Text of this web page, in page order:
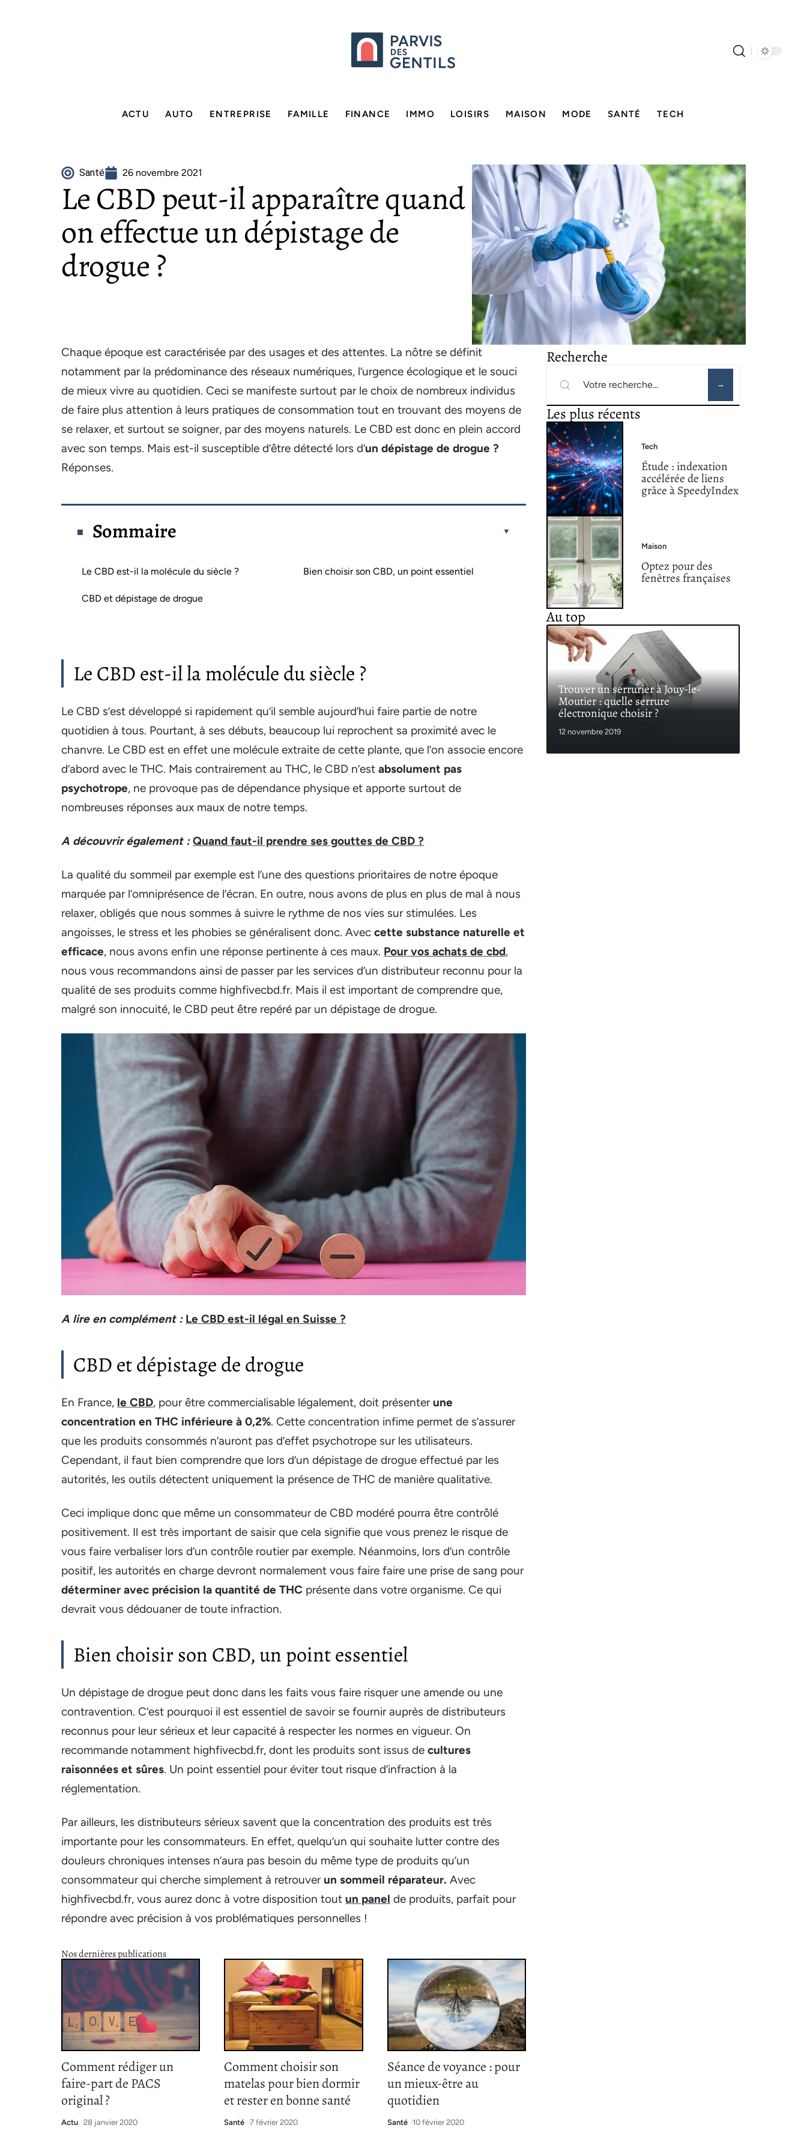
ACTU AUTO ENTREPRISE FAMILLE FINANCE IMMO LOISIRS MAISON MODE SANTÉ TECH
Santé 26 novembre 2021
Le CBD peut-il apparaître quand
on effectue un dépistage de
drogue ?
Chaque époque est caractérisée par des usages et des attentes. La nôtre se définit
notamment par la prédominance des réseaux numériques, l’urgence écologique et le souci
de mieux vivre au quotidien. Ceci se manifeste surtout par le choix de nombreux individus
de faire plus attention à leurs pratiques de consommation tout en trouvant des moyens de
se relaxer, et surtout se soigner, par des moyens naturels. Le CBD est donc en plein accord
avec son temps. Mais est-il susceptible d’être détecté lors d’un dépistage de drogue ?
Réponses.
Sommaire
Le CBD est-il la molécule du siècle ?
CBD et dépistage de drogue
Bien choisir son CBD, un point essentiel
Le CBD est-il la molécule du siècle ?
Le CBD s’est développé si rapidement qu’il semble aujourd’hui faire partie de notre
quotidien à tous. Pourtant, à ses débuts, beaucoup lui reprochent sa proximité avec le
chanvre. Le CBD est en effet une molécule extraite de cette plante, que l’on associe encore
d’abord avec le THC. Mais contrairement au THC, le CBD n’est absolument pas
psychotrope, ne provoque pas de dépendance physique et apporte surtout de
nombreuses réponses aux maux de notre temps.
A découvrir également : Quand faut-il prendre ses gouttes de CBD ?
La qualité du sommeil par exemple est l’une des questions prioritaires de notre époque
marquée par l’omniprésence de l’écran. En outre, nous avons de plus en plus de mal à nous
relaxer, obligés que nous sommes à suivre le rythme de nos vies sur stimulées. Les
angoisses, le stress et les phobies se généralisent donc. Avec cette substance naturelle et
efficace, nous avons enfin une réponse pertinente à ces maux. Pour vos achats de cbd,
nous vous recommandons ainsi de passer par les services d’un distributeur reconnu pour la
qualité de ses produits comme highfivecbd.fr. Mais il est important de comprendre que,
malgré son innocuité, le CBD peut être repéré par un dépistage de drogue.
A lire en complément : Le CBD est-il légal en Suisse ?
CBD et dépistage de drogue
En France, le CBD, pour être commercialisable légalement, doit présenter une
concentration en THC inférieure à 0,2%. Cette concentration infime permet de s’assurer
que les produits consommés n’auront pas d’effet psychotrope sur les utilisateurs.
Cependant, il faut bien comprendre que lors d’un dépistage de drogue effectué par les
autorités, les outils détectent uniquement la présence de THC de manière qualitative.
Ceci implique donc que même un consommateur de CBD modéré pourra être contrôlé
positivement. Il est très important de saisir que cela signifie que vous prenez le risque de
vous faire verbaliser lors d’un contrôle routier par exemple. Néanmoins, lors d’un contrôle
positif, les autorités en charge devront normalement vous faire faire une prise de sang pour
déterminer avec précision la quantité de THC présente dans votre organisme. Ce qui
devrait vous dédouaner de toute infraction.
Bien choisir son CBD, un point essentiel
Un dépistage de drogue peut donc dans les faits vous faire risquer une amende ou une
contravention. C’est pourquoi il est essentiel de savoir se fournir auprès de distributeurs
reconnus pour leur sérieux et leur capacité à respecter les normes en vigueur. On
recommande notamment highfivecbd.fr, dont les produits sont issus de cultures
raisonnées et sûres. Un point essentiel pour éviter tout risque d’infraction à la
réglementation.
Par ailleurs, les distributeurs sérieux savent que la concentration des produits est très
importante pour les consommateurs. En effet, quelqu’un qui souhaite lutter contre des
douleurs chroniques intenses n’aura pas besoin du même type de produits qu’un
consommateur qui cherche simplement à retrouverun sommeil réparateur. Avec
highfivecbd.fr, vous aurez donc à votre disposition tout un panel de produits, parfait pour
répondre avec précision à vos problématiques personnelles !
Nos dernières publications
Comment rédiger un
faire-part de PACS
original ?
Actu 28 janvier 2020
Comment choisir son
matelas pour bien dormir
et rester en bonne santé
Santé 7 février 2020
Séance de voyance : pour
un mieux-être au
quotidien
Santé 10 février 2020
Recherche
Les plus récents
Tech
Étude : indexation
accélérée de liens
grâce à SpeedyIndex
Maison
Optez pour des
fenêtres françaises
Au top
Trouver un serrurier à Jouy-le-
Moutier : quelle serrure
électronique choisir ?
12 novembre 2019